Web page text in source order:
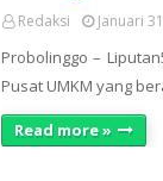
Redaksi Januari
Probolinggo –
Pusat UMKM yang
Read more »